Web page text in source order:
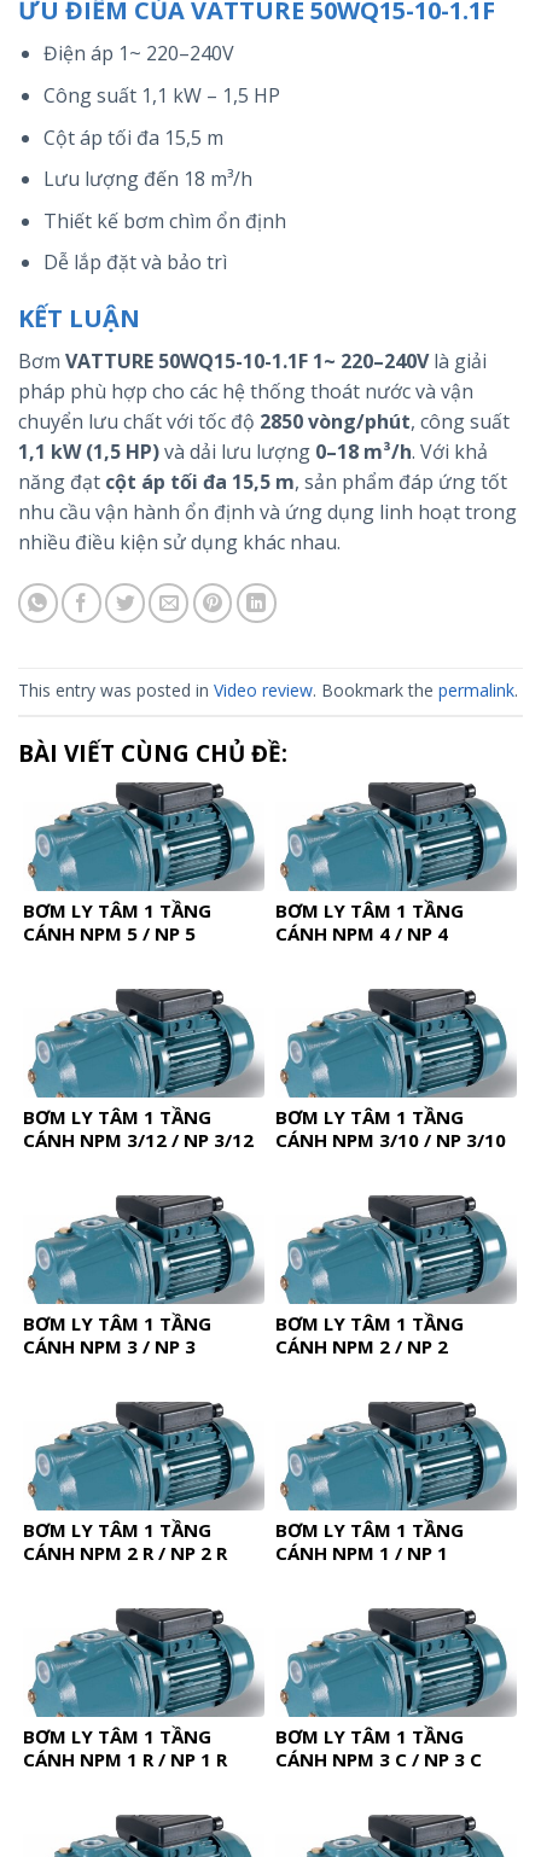
ƯU ĐIỂM CỦA VATTURE 50WQ15-10-1.1F
Điện áp 1~ 220–240V
Công suất 1,1 kW – 1,5 HP
Cột áp tối đa 15,5 m
Lưu lượng đến 18 m³/h
Thiết kế bơm chìm ổn định
Dễ lắp đặt và bảo trì
KẾT LUẬN
Bơm VATTURE 50WQ15-10-1.1F 1~ 220–240Vlà giải
pháp phù hợp cho các hệ thống thoát nước và vận
chuyển lưu chất với tốc độ 2850 vòng/phút, công suất
1,1 kW (1,5 HP)và dải lưu lượng 0–18 m³/h. Với khả
năng đạt cột áp tối đa 15,5 m, sản phẩm đáp ứng tốt
nhu cầu vận hành ổn định và ứng dụng linh hoạt trong
nhiều điều kiện sử dụng khác nhau.
This entry was posted in Video review. Bookmark the permalink.
BÀI VIẾT CÙNG CHỦ ĐỀ:
BƠM LY TÂM 1 TẦNG
CÁNH NPM 5 / NP 5
BƠM LY TÂM 1 TẦNG
CÁNH NPM 4 / NP 4
BƠM LY TÂM 1 TẦNG
CÁNH NPM 3/12 / NP 3/12
BƠM LY TÂM 1 TẦNG
CÁNH NPM 3/10 / NP 3/10
BƠM LY TÂM 1 TẦNG
CÁNH NPM 3 / NP 3
BƠM LY TÂM 1 TẦNG
CÁNH NPM 2 / NP 2
BƠM LY TÂM 1 TẦNG
CÁNH NPM 2 R / NP 2 R
BƠM LY TÂM 1 TẦNG
CÁNH NPM 1 / NP 1
BƠM LY TÂM 1 TẦNG
CÁNH NPM 1 R / NP 1 R
BƠM LY TÂM 1 TẦNG
CÁNH NPM 3 C / NP 3 C